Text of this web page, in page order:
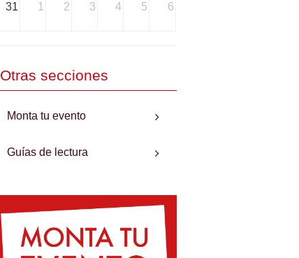
31 1 2 3 4 5 6
Otras secciones
Monta tu evento
Guías de lectura